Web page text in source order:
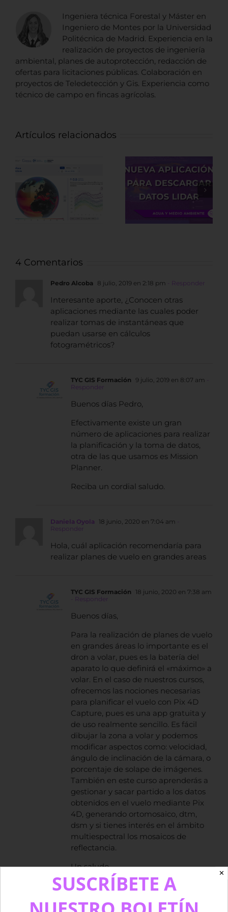
Ingeniera técnica Forestal y Máster en
Ingeniero de Montes por la Universidad
Politécnica de Madrid. Experiencia en la
realización de proyectos de ingeniería
ambiental, planes de autoprotección, redacción de
ofertas para licitaciones públicas. Colaboración en
proyectos de Teledetección y Gis. Experiencia como
técnico de campo en fincas agrícolas.
Artículos relacionados
Nueva
aplicación para
datos LiDAR
Fuentes de
datos LiDAR de
Arqueológicos
4 Comentarios
Pedro Alcoba 8 julio, 2019 en 2:18 pm - Responder
Interesante aporte, ¿Conocen otras
aplicaciones mediante las cuales poder
realizar tomas de instantáneas que
puedan usarse en cálculos
fotogramétricos?
TYC GIS Formación 9 julio, 2019 en 8:07 am
Responder
Buenos días Pedro,
Efectivamente existe un gran
número de aplicaciones para realizar
la planificación y la toma de datos,
otra de las que usamos es Mission
Planner.
Reciba un cordial saludo.
Daniela Oyola 18 junio, 2020 en 7:04 am
Responder
Hola, cuál aplicación recomendaría para
realizar planes de vuelo en grandes areas
TYC GIS Formación
18 junio, 2020 en 7:38 am
- Responder
Buenos días,
Para la realización de planes de vuelo
en grandes áreas lo importante es el
dron a volar, pues es la batería del
aparato lo que definirá el «máximo» a
volar. En el caso de nuestros cursos,
ofrecemos las nociones necesarias
para planificar el vuelo con Pix 4D
Capture, pues es una app gratuita y
de uso realmente sencillo. Es fácil
dibujar la zona a volar y podemos
modificar aspectos como: velocidad,
ángulo de inclinación de la cámara, o
porcentaje de solape de imágenes.
También en este curso aprenderás a
gestionar y sacar partido a los datos
obtenidos en el vuelo mediante Pix
4D, generando ortomosaico, dtm,
dsm y si tienes interés en el ámbito
multiespectral los mosaicos de
reflectancia.
Un saludo.
✕
SUSCRÍBETE A